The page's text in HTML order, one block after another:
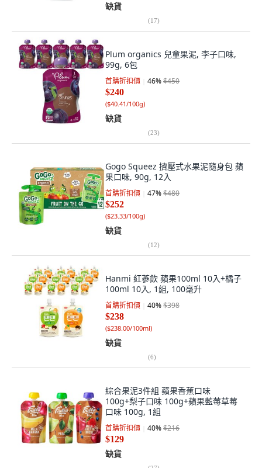
缺貨
(17)
Plum organics 兒童果泥, 李子口味,
99g, 6包
首購折扣價 46%$450
$240
($40.41/100g)
缺貨
(23)
Gogo Squeez 擠壓式水果泥隨身包 蘋
果口味, 90g, 12入
首購折扣價 47%$480
$252
($23.33/100g)
缺貨
(12)
Hanmi 紅蔘飲 蘋果100ml 10入+橘子
100ml 10入, 1組, 100毫升
首購折扣價 40%$398
$238
($238.00/100ml)
缺貨
(6)
綜合果泥3件組 蘋果香蕉口味
100g+梨子口味 100g+蘋果藍莓草莓
口味 100g, 1組
首購折扣價 40%$216
$129
缺貨